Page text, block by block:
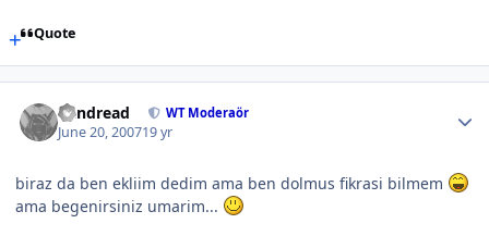
Quote
Vandread WT Moderaör
June 20, 200719 yr
biraz da ben ekliim dedim ama ben dolmus fikrasi bilmem
ama begenirsiniz umarim...